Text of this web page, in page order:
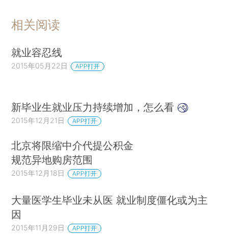
相关阅读
就业容忍线
2015年05月22日 APP打开
新毕业生就业压力持续增加，怎么看
2015年12月21日 APP打开
北京将限缩中介代提公积金
规范异地购房范围
2015年12月18日 APP打开
大量医学生毕业未从医 就业制度僵化或为主
因
2015年11月29日 APP打开